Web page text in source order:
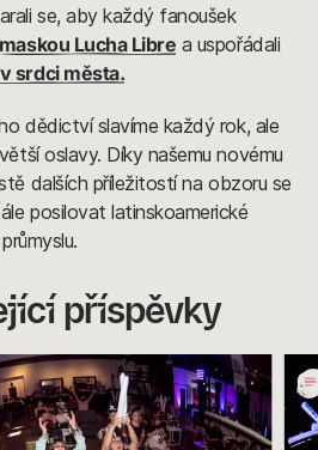
se, aby každý fanoušek
Lucha Libre a uspořádali
srdci města.
dědictví slavíme každý rok, ale
oslavy. Díky našemu novému
dalších příležitostí na obzoru se
posilovat latinskoamerické
příspěvky
jsou